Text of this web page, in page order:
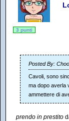
3 punti
Posted By:
Cavoli, sono
ma dopo averla
ammettere di
prendo in prestito